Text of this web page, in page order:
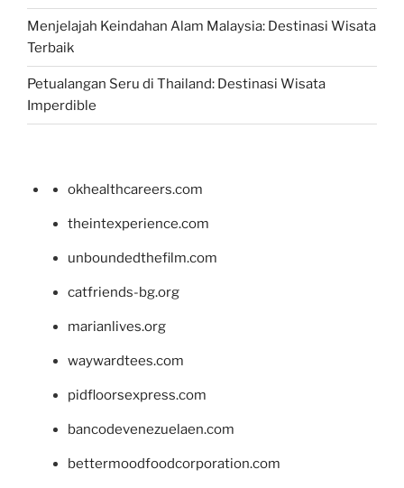
Menjelajah Keindahan Alam Malaysia: Destinasi Wisata
Terbaik
Petualangan Seru di Thailand: Destinasi Wisata
Imperdible
okhealthcareers.com
theintexperience.com
unboundedthefilm.com
catfriends-bg.org
marianlives.org
waywardtees.com
pidfloorsexpress.com
bancodevenezuelaen.com
bettermoodfoodcorporation.com